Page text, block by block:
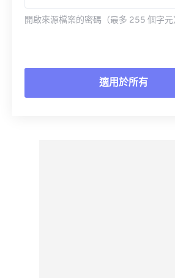
開啟來源檔案的密碼（最多 255 個字元
適用於所有